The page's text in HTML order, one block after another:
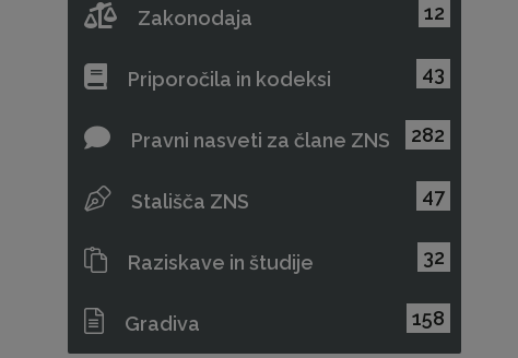
Zakonodaja 12
Priporočila in kodeksi 43
Pravni nasveti za člane ZNS 282
Stališča ZNS 47
Raziskave in študije 32
Gradiva 158